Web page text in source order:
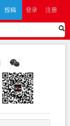
投稿 登录 注册